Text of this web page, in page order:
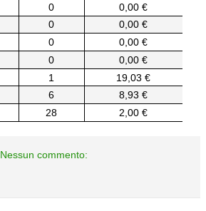
0
0,00 €
0
0,00 €
0
0,00 €
0
0,00 €
1
19,03 €
6
8,93 €
28 2,00 €
Nessun commento: